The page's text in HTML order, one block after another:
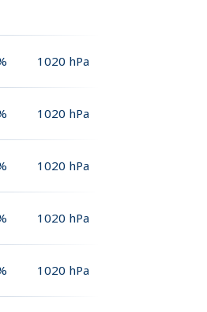
1020 hPa
1020 hPa
1020 hPa
1020 hPa
1020 hPa